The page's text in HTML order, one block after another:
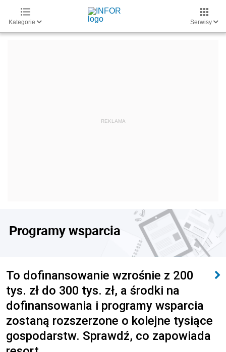
Kategorie Serwisy
Programy wsparcia
To dofinansowanie wzrośnie z 200
tys. zł do 300 tys. zł, a środki na
dofinansowania i programy wsparcia
zostaną rozszerzone o kolejne tysiące
gospodarstw. Sprawdź, co zapowiada